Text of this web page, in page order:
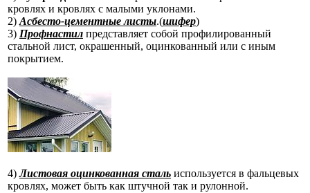
кровлях и кровлях с малыми уклонами.
2) Асбесто-цементные листы.(шифер)
3) Профнастил представляет собой профилированный
стальной лист, окрашенный, оцинкованный или с иным
покрытием.
4)Листовая оцинкованная сталь используется в фальцевых
кровлях, может быть как штучной так и рулонной.